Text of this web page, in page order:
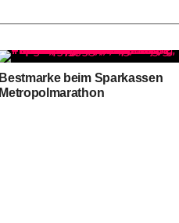
Bestmarke beim Sparkassen
Metropolmarathon